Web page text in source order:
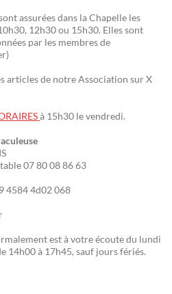
assurées dans la Chapelle les
12h30 ou 15h30. Elles sont
par les membres de
articles de notre Association sur X
à 15h30 le vendredi.
07 80 08 86 63
4584 4d02 068
est à votre écoute du lundi
14h00 à 17h45, sauf jours fériés.